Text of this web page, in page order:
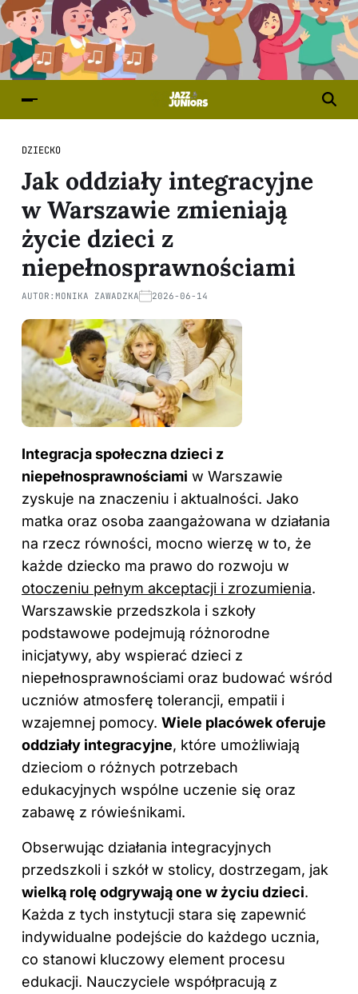
DZIECKO
Jak oddziały integracyjne
w Warszawie zmieniają
życie dzieci z
niepełnosprawnościami
AUTOR: MONIKA ZAWADZKA 2026-06-14
Integracja społeczna dzieci z
niepełnosprawnościami w Warszawie
zyskuje na znaczeniu i aktualności. Jako
matka oraz osoba zaangażowana w działania
na rzecz równości, mocno wierzę w to, że
każde dziecko ma prawo do rozwoju w
otoczeniu pełnym akceptacji i zrozumienia.
Warszawskie przedszkola i szkoły
podstawowe podejmują różnorodne
inicjatywy, aby wspierać dzieci z
niepełnosprawnościami oraz budować wśród
uczniów atmosferę tolerancji, empatii i
wzajemnej pomocy. Wiele placówek oferuje
oddziały integracyjne, które umożliwiają
dzieciom o różnych potrzebach
edukacyjnych wspólne uczenie się oraz
zabawę z rówieśnikami.
Obserwując działania integracyjnych
przedszkoli i szkół w stolicy, dostrzegam, jak
wielką rolę odgrywają one w życiu dzieci.
Każda z tych instytucji stara się zapewnić
indywidualne podejście do każdego ucznia,
co stanowi kluczowy element procesu
edukacji. Nauczyciele współpracują z